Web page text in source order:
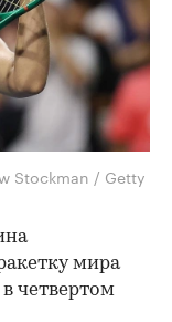
Stockman / Getty
мира
четвертом